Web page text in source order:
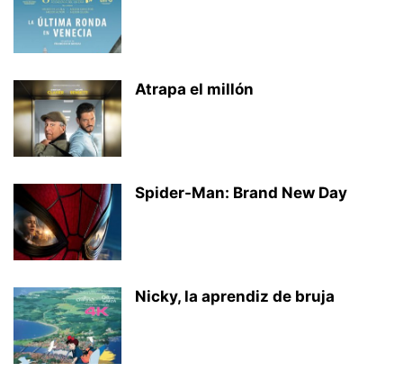
Atrapa el millón
Spider-Man: Brand New Day
Nicky, la aprendiz de bruja